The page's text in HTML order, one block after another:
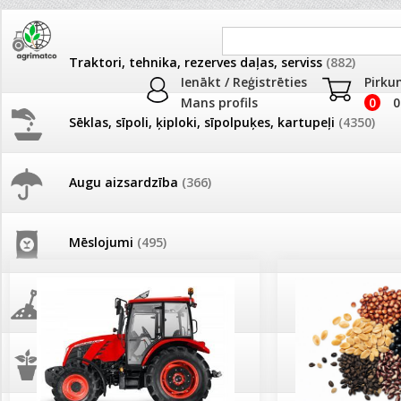
Ienākt / Reģistrēties
Mans profils
0
Traktori, tehnika, rezerves daļas, serviss (882)
Sēklas, sīpoli, ķiploki, sīpolpuķes, kartupeļi (4350)
Augu aizsardzība (366)
Mēslojumi (495)
Augsne, kūdra, mulča
Podi un kasetes(646)
JAUNUMI
Pašlasīšanas vietu katalogs
26.05. Vebinārs - Kā ierobežot
gliemežus piemājas dārzā un
Darba laiks Līgo svētkos
Ūdens piemērotības noteikšana
AKCIJAS
frēze + mulčieris +
AKCIJAS komplekts -
frontālais iekrāvējs
mulčieris + piekabe
AKCIJAS komplekts -
frēze + mulčieris